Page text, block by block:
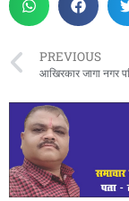
PREVIOUS